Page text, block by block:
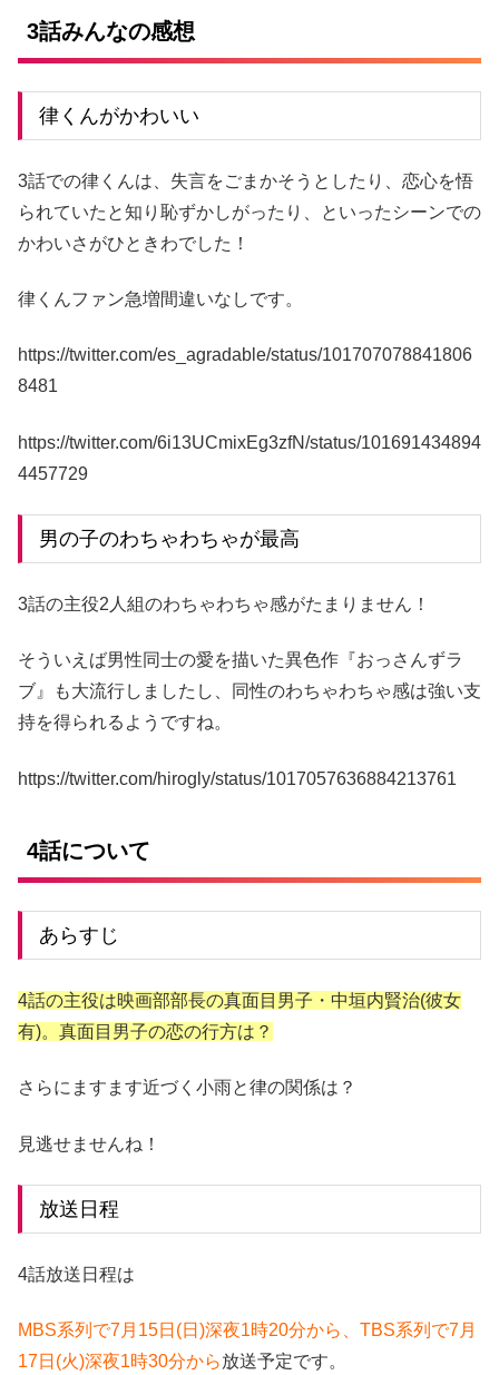
3話みんなの感想
律くんがかわいい
3話での律くんは、失言をごまかそうとしたり、恋心を悟
られていたと知り恥ずかしがったり、といったシーンでの
かわいさがひときわでした！
律くんファン急増間違いなしです。
https://twitter.com/es_agradable/status/101707078841806
8481
https://twitter.com/6i13UCmixEg3zfN/status/101691434894
4457729
男の子のわちゃわちゃが最高
3話の主役2人組のわちゃわちゃ感がたまりません！
そういえば男性同士の愛を描いた異色作『おっさんずラ
ブ』も大流行しましたし、同性のわちゃわちゃ感は強い支
持を得られるようですね。
https://twitter.com/hirogly/status/1017057636884213761
4話について
あらすじ
4話の主役は映画部部長の真面目男子・中垣内賢治(彼女
有)。真面目男子の恋の行方は？
さらにますます近づく小雨と律の関係は？
見逃せませんね！
放送日程
4話放送日程は
MBS系列で7月15日(日)深夜1時20分から、TBS系列で7月
17日(火)深夜1時30分から放送予定です。